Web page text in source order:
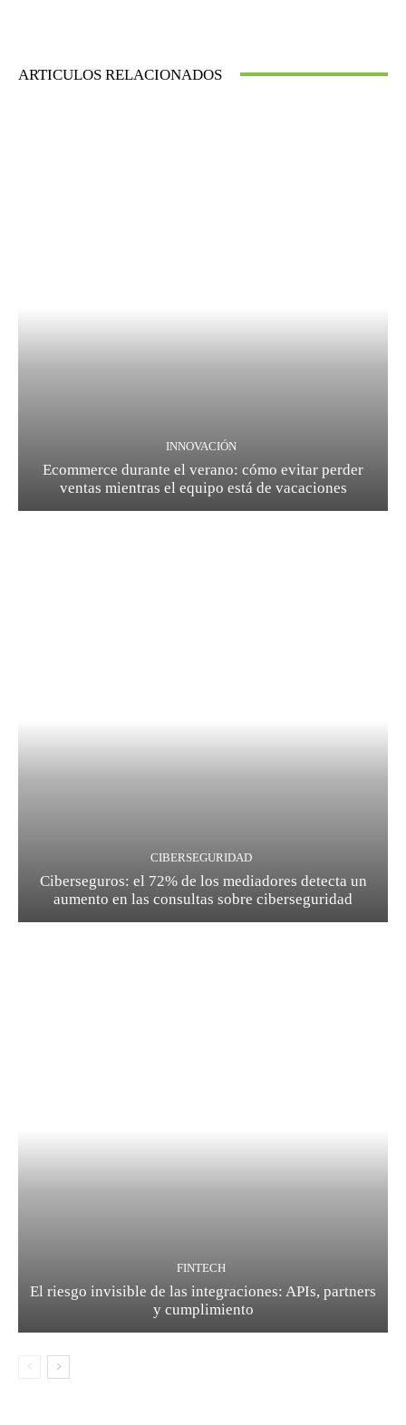
ARTICULOS RELACIONADOS
INNOVACIÓN
Ecommerce durante el verano: cómo evitar perder
ventas mientras el equipo está de vacaciones
CIBERSEGURIDAD
Ciberseguros: el 72% de los mediadores detecta un
aumento en las consultas sobre ciberseguridad
FINTECH
El riesgo invisible de las integraciones: APIs, partners
y cumplimiento